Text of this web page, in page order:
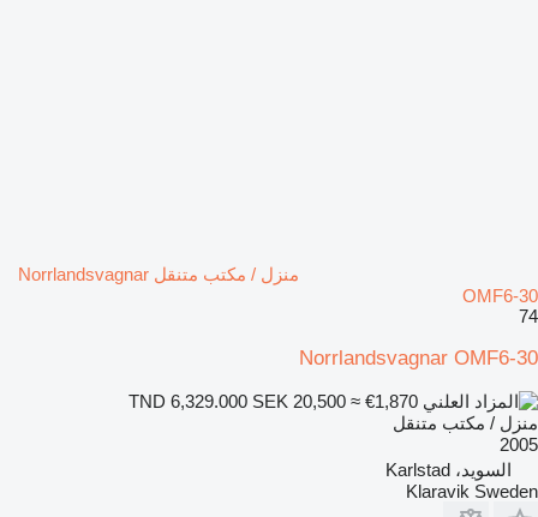
منزل / مكتب متنقل Norrlandsvagnar
OMF6-30
74
Norrlandsvagnar OMF6-30
SEK 20,500 ≈ €1,870
منزل / مكتب متنقل
2005
السويد، Karlstad
Klaravik Sweden